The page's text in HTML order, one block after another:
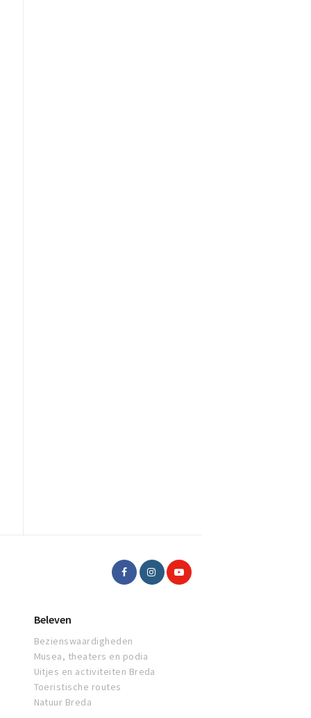
Beleven
Bezienswaardigheden
Musea, theaters en podia
Uitjes en activiteiten Breda
Toeristische routes
Natuur Breda